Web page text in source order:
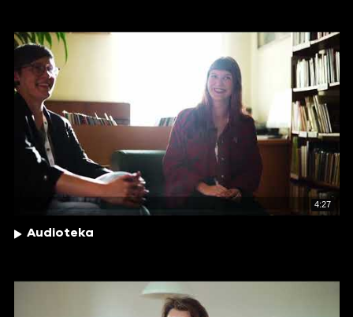
4:27
Audioteka